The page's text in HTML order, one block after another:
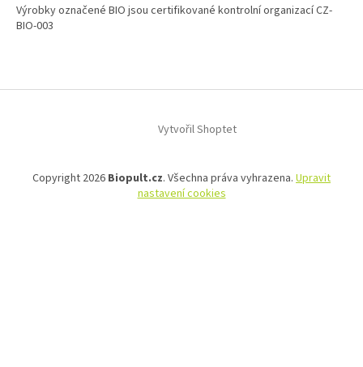
Výrobky označené BIO jsou certifikované kontrolní organizací CZ-
BIO-003
Vytvořil Shoptet
Copyright 2026 Biopult.cz. Všechna práva vyhrazena. Upravit
nastavení cookies